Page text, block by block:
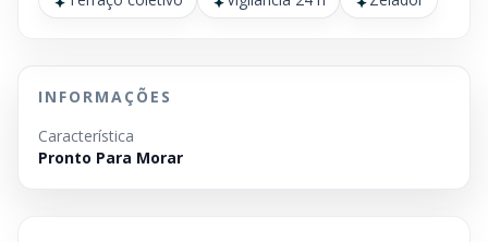
INFORMAÇÕES
Característica
Pronto Para Morar